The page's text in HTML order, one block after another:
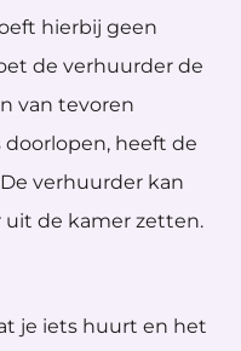
hierbij geen
de verhuurder de
van tevoren
doorlopen, heeft de
verhuurder kan
de kamer zetten.
je iets huurt en het